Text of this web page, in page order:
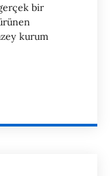
bir
kurum